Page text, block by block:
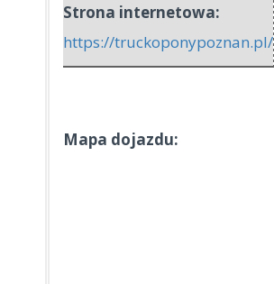
Strona internetowa:
https://truckoponypoznan.pl/
Mapa dojazdu: